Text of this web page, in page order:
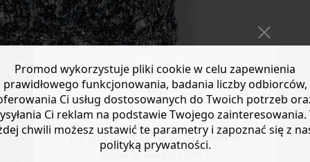
Do you want to be redirected to
www.promod.com ?
Promod wykorzystuje pliki cookie w celu zapewnienia
prawidłowego funkcjonowania, badania liczby odbiorców,
Ci usług dostosowanych do Twoich potrzeb
Ci reklam na podstawie Twojego zainteresowania.
chwili możesz ustawić te parametry i zapoznać się z
polityką prywatności.